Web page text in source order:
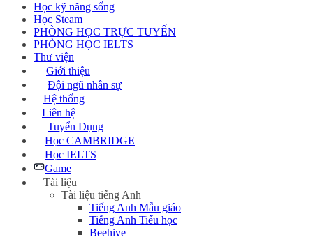
Học kỹ năng sống
Học Steam
PHÒNG HỌC TRỰC TUYẾN
PHÒNG HỌC IELTS
Thư viện
Giới thiệu
Đội ngũ nhân sự
Hệ thống
Liên hệ
Tuyển Dụng
Học CAMBRIDGE
Học IELTS
Game
Tài liệu
Tài liệu tiếng Anh
Tiếng Anh Mẫu giáo
Tiếng Anh Tiểu học
Beehive